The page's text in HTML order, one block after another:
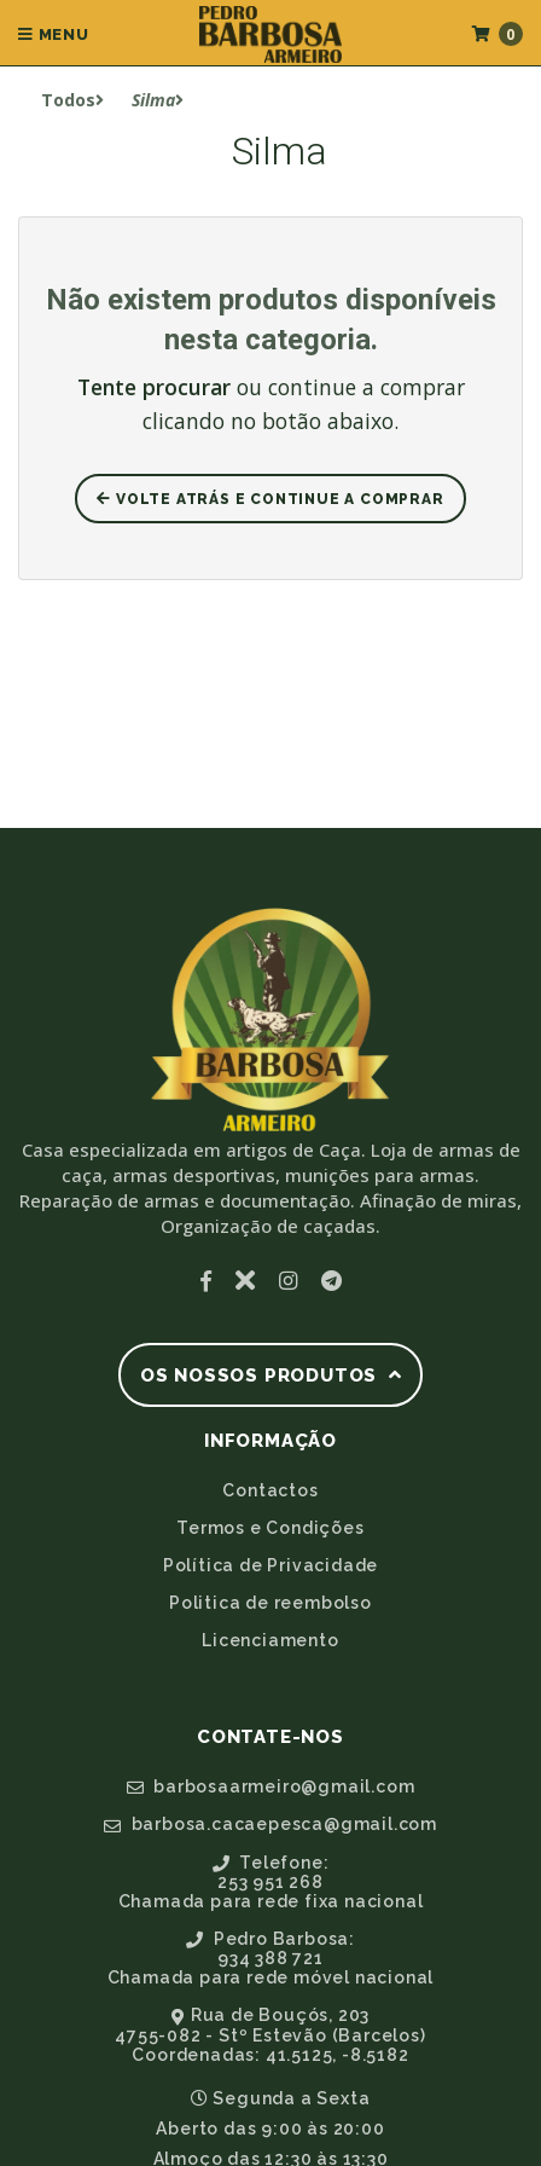
MENU 0
Todos Silma
Silma
Não existem produtos disponíveis
nesta categoria.
Tente procurarou continue a comprar
clicando no botão abaixo.
VOLTE ATRÁS E CONTINUE A COMPRAR
Casa especializada em artigos de Caça. Loja de armas de
caça, armas desportivas, munições para armas.
Reparação de armas e documentação. Afinação de miras,
Organização de caçadas.
OS NOSSOS PRODUTOS
INFORMAÇÃO
Contactos
Termos e Condições
Política de Privacidade
Politica de reembolso
Licenciamento
CONTATE-NOS
barbosaarmeiro@gmail.com
barbosa.cacaepesca@gmail.com
Telefone:
253 951 268
Chamada para rede fixa nacional
Pedro Barbosa:
934 388 721
Chamada para rede móvel nacional
Rua de Bouçós, 203
4755-082 - Stº Estevão (Barcelos)
Coordenadas: 41.5125, -8.5182
Segunda a Sexta
Aberto das 9:00 às 20:00
Almoço das 12:30 às 13:30